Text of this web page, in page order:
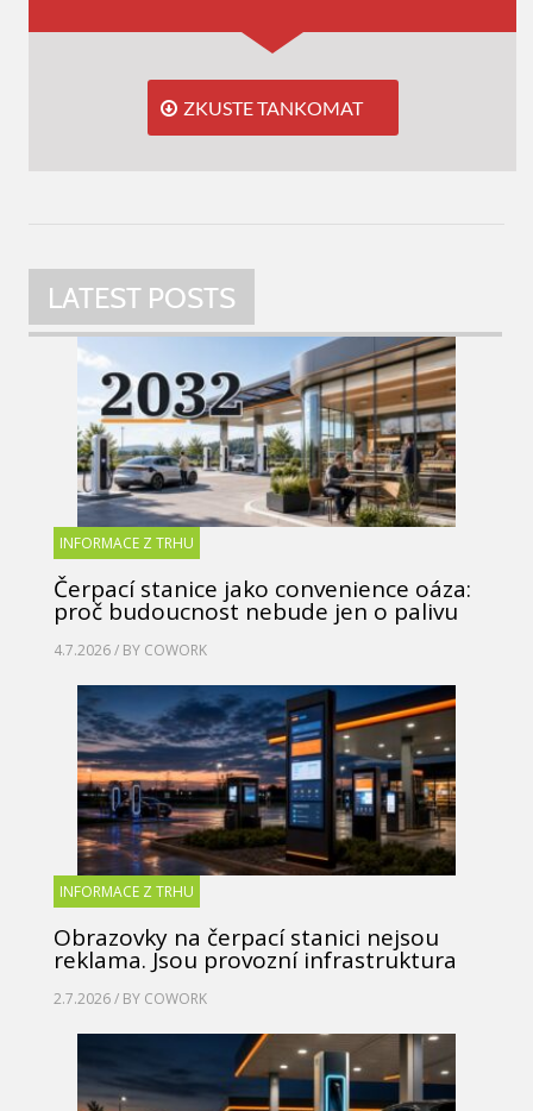
ZKUSTE TANKOMAT
LATEST POSTS
INFORMACE Z TRHU
Čerpací stanice jako convenience oáza:
proč budoucnost nebude jen o palivu
4.7.2026 / BY COWORK
INFORMACE Z TRHU
Obrazovky na čerpací stanici nejsou
reklama. Jsou provozní infrastruktura
2.7.2026 / BY COWORK